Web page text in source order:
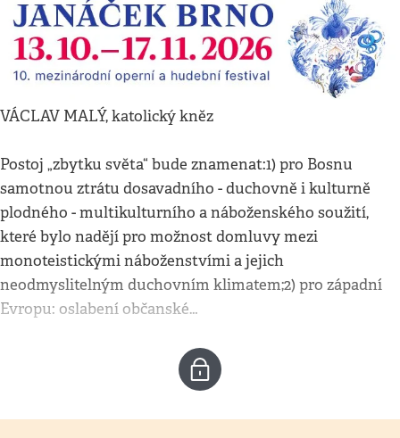
VÁCLAV MALÝ, katolický kněz
Postoj „zbytku světa“ bude znamenat:1) pro Bosnu
samotnou ztrátu dosavadního - duchovně i kulturně
plodného - multikulturního a náboženského soužití,
které bylo nadějí pro možnost domluvy mezi
monoteistickými náboženstvími a jejich
neodmyslitelným duchovním klimatem;2) pro západní
Evropu: oslabení občanské…